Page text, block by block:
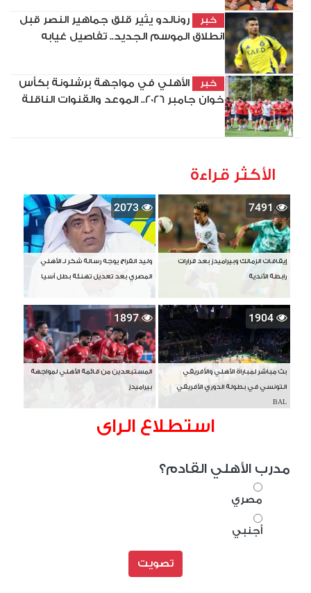
خبر
رونالدو يثير قلق جماهير النصر قبل
انطلاق الموسم الجديد.. تفاصيل غيابه
خبر
الأهلي في مواجهة برشلونة بكأس
خوان جامبر 2026.. الموعد والقنوات الناقلة
الأكثر قراءة
7491
إيقافات الزمالك وبيراميدز بعد قرارات
رابطة الأندية
2073
وليد الفراج يوجه رسالة شكر لـ الأهلي
المصري بعد تعديل تهنئة بطل آسيا
1904
بث مباشر لمباراة الأهلي والأفريقي
التونسي في بطولة الدوري الأفريقي
BAL
1897
المستبعدين من قائمة الأهلي لمواجهة
بيراميدز
استطلاع الراى
مدرب الأهلي القادم؟
مصري
أجنبي
تصويت